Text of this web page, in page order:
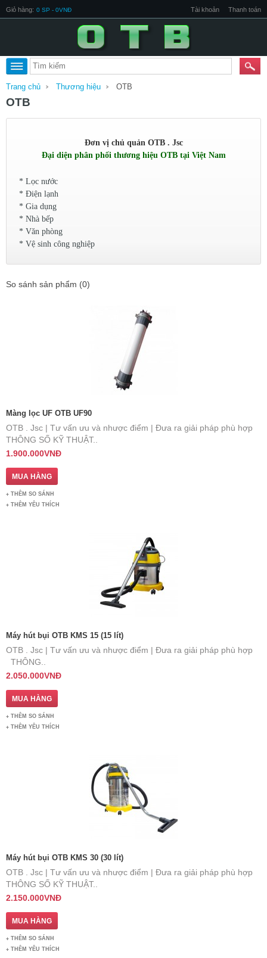
Giỏ hàng: 0 SP - 0VNĐ Tài khoản Thanh toán
Trang chủ Thương hiệu OTB
OTB
Đơn vị chủ quản OTB . Jsc
Đại diện phân phối thương hiệu OTB tại Việt Nam
* Lọc nước
* Điện lạnh
* Gia dụng
* Nhà bếp
* Văn phòng
* Vệ sinh công nghiệp
So sánh sản phẩm (0)
Màng lọc UF OTB UF90
OTB . Jsc | Tư vấn ưu và nhược điểm | Đưa ra giải pháp phù hợp
THÔNG SỐ KỸ THUẬT..
1.900.000VNĐ
THÊM SO SÁNH
THÊM YÊU THÍCH
Máy hút bụi OTB KMS 15 (15 lít)
OTB . Jsc | Tư vấn ưu và nhược điểm | Đưa ra giải pháp phù hợp
THÔNG..
2.050.000VNĐ
THÊM SO SÁNH
THÊM YÊU THÍCH
Máy hút bụi OTB KMS 30 (30 lít)
OTB . Jsc | Tư vấn ưu và nhược điểm | Đưa ra giải pháp phù hợp
THÔNG SỐ KỸ THUẬT..
2.150.000VNĐ
THÊM SO SÁNH
THÊM YÊU THÍCH